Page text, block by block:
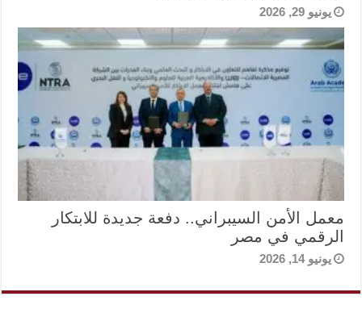
يونيو 29, 2026
معمل الأمن السيبراني.. دفعة جديدة للابتكار
الرقمي في مصر
يونيو 14, 2026